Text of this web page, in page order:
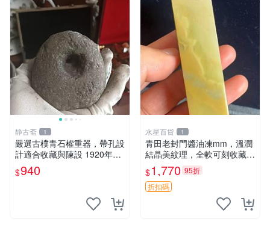
静古斋 1
嚴選古樸青石權重器，帶孔設
計適合收藏與陳設 1920年代
古董 材質石器
$940
水星百貨 1
青田老封門醬油凍mm，溫潤
結晶美紋理，全軟可刻收藏佳
品 篆刻 限量版
$1,770 95折
折扣碼